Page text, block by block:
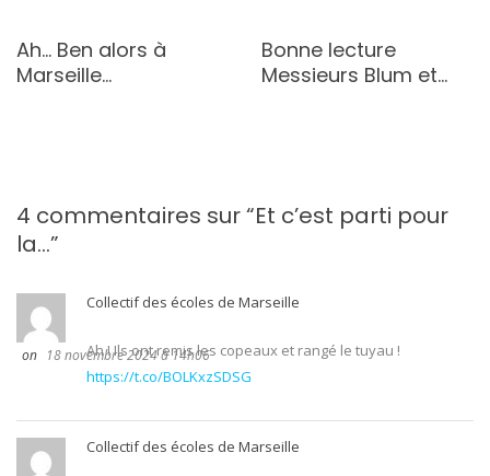
Ah… Ben alors à
Marseille…
Bonne lecture
Messieurs Blum et…
4 commentaires sur “Et c’est parti pour
la…”
Collectif des écoles de Marseille
18 novembre 2024 à 14h06
Ah ! Ils ont remis les copeaux et rangé le tuyau !
https://t.co/BOLKxzSDSG
Collectif des écoles de Marseille